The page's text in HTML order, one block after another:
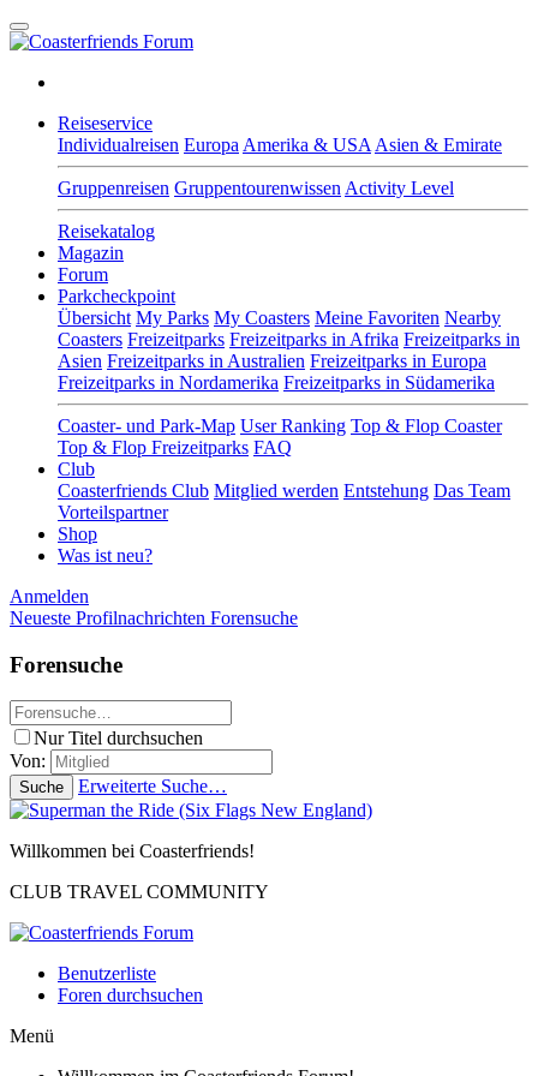
Reiseservice
Individualreisen Europa Amerika & USA Asien & Emirate
Gruppenreisen Gruppentourenwissen Activity Level
Reisekatalog
Magazin
Forum
Parkcheckpoint
Übersicht My Parks My Coasters Meine Favoriten Nearby
Coasters Freizeitparks Freizeitparks in Afrika Freizeitparks in
Asien Freizeitparks in Australien Freizeitparks in Europa
Freizeitparks in Nordamerika Freizeitparks in Südamerika
Coaster- und Park-Map User Ranking Top & Flop Coaster
Top & Flop Freizeitparks FAQ
Club
Coasterfriends Club Mitglied werden Entstehung Das Team
Vorteilspartner
Shop
Was ist neu?
Anmelden
Neueste Profilnachrichten Forensuche
Forensuche
Nur Titel durchsuchen
Von:
Suche Erweiterte Suche…
Willkommen bei Coasterfriends!
CLUB TRAVEL COMMUNITY
Benutzerliste
Foren durchsuchen
Menü